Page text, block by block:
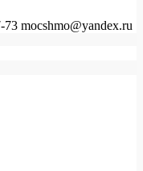
mocshmo@yandex.ru